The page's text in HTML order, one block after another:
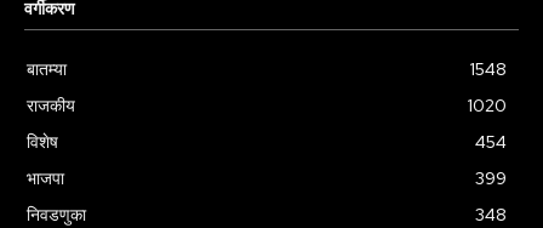
वर्गीकरण
बातम्या
1548
राजकीय
1020
विशेष
454
भाजपा
399
निवडणुका
348